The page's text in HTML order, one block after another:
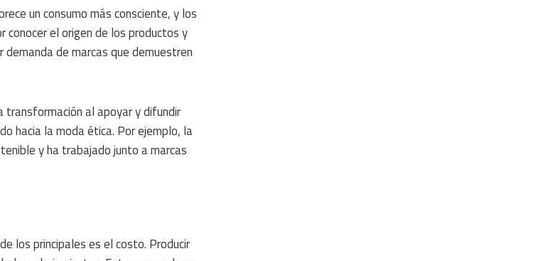
un consumo más consciente, y los
conocer el origen de los productos y
de marcas que demuestren
transformación al apoyar y difundir
hacia la moda ética. Por ejemplo, la
y ha trabajado junto a marcas
los principales es el costo. Producir